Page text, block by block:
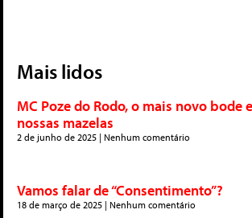
Mais lidos
MC Poze do Rodo, o mais novo bode
nossas mazelas
2 de junho de 2025 Nenhum comentário
Vamos falar de “Consentimento”?
18 de março de 2025 Nenhum comentário